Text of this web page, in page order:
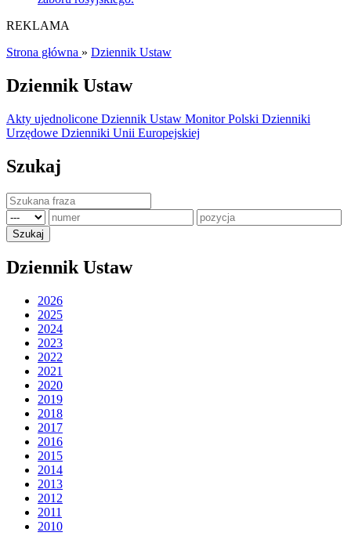
REKLAMA
Strona główna » Dziennik Ustaw
Dziennik Ustaw
Akty ujednolicone Dziennik Ustaw Monitor Polski Dzienniki
Urzędowe Dzienniki Unii Europejskiej
Szukaj
Dziennik Ustaw
2026
2025
2024
2023
2022
2021
2020
2019
2018
2017
2016
2015
2014
2013
2012
2011
2010